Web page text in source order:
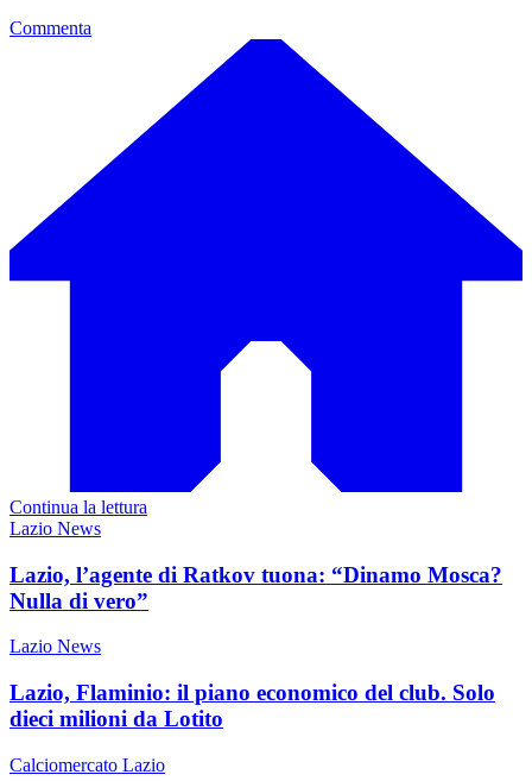
Commenta
Continua la lettura
Lazio News
Lazio, l’agente di Ratkov tuona: “Dinamo Mosca?
Nulla di vero”
Lazio News
Lazio, Flaminio: il piano economico del club. Solo
dieci milioni da Lotito
Calciomercato Lazio